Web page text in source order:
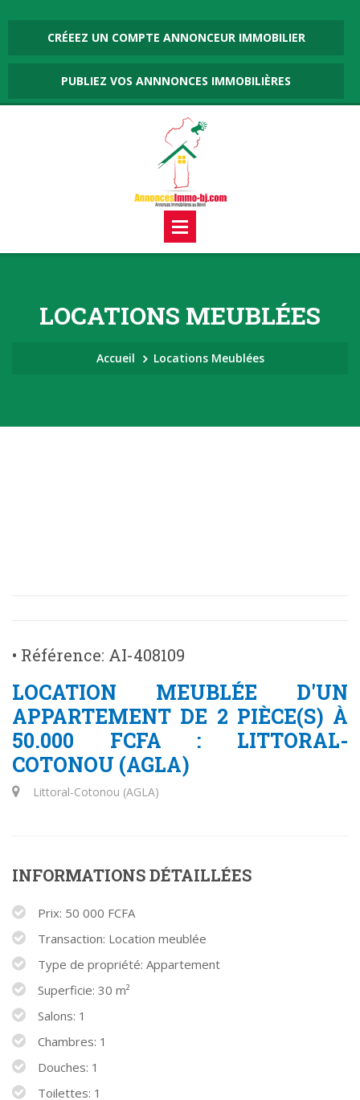
CRÉEEZ UN COMPTE ANNONCEUR IMMOBILIER
PUBLIEZ VOS ANNNONCES IMMOBILIÈRES
LOCATIONS MEUBLÉES
Accueil Locations Meublées
• Référence: AI-408109
LOCATION MEUBLÉE D'UN
APPARTEMENT DE 2 PIÈCE(S) À
50.000 FCFA : LITTORAL-
COTONOU (AGLA)
Littoral-Cotonou (AGLA)
INFORMATIONS DÉTAILLÉES
Prix: 50 000 FCFA
Transaction: Location meublée
Type de propriété: Appartement
Superficie: 30 m²
Salons: 1
Chambres: 1
Douches: 1
Toilettes: 1